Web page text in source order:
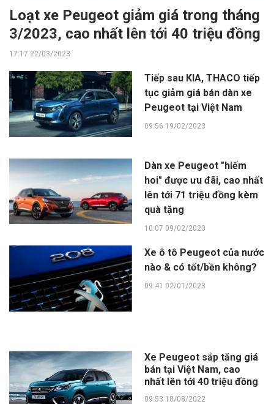
Loạt xe Peugeot giảm giá trong tháng
3/2023, cao nhất lên tới 40 triệu đồng
17:17 22/03/2023
Tiếp sau KIA, THACO tiếp
tục giảm giá bán dàn xe
Peugeot tại Việt Nam
09:56 19/02/2023
Dàn xe Peugeot "hiếm
hoi" được ưu đãi, cao nhất
lên tới 71 triệu đồng kèm
quà tặng
10:07 09/02/2023
Xe ô tô Peugeot của nước
nào & có tốt/bền không?
09:41 02/01/2023
Xe Peugeot sắp tăng giá
bán tại Việt Nam, cao
nhất lên tới 40 triệu đồng
09:53 18/08/2022